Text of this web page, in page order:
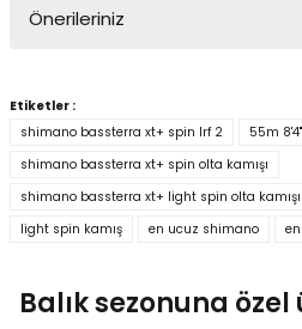
Önerileriniz
konularda yetersiz gördüğünüz
Görüş ve önerileriniz için teşekkür
Ürün resmi kalitesiz, bozuk veya
Ürün açıklamasında eksik bilgiler
Ürün fiyatı diğer sitelerden daha
Etiketler :
shimano bassterra xt+ spin lrf 2
55m
shimano bassterra xt+ spin olta kamışı
shimano bassterra xt+ light spin olta kamışı
light spin kamış
en ucuz shimano
Balık sezonuna